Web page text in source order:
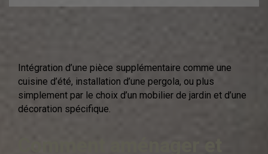
Intégration d’une pièce supplémentaire comme une
cuisine d’été, installation d’une pergola, ou plus
simplement par le choix d’un mobilier de jardin et d’une
décoration spécifique.